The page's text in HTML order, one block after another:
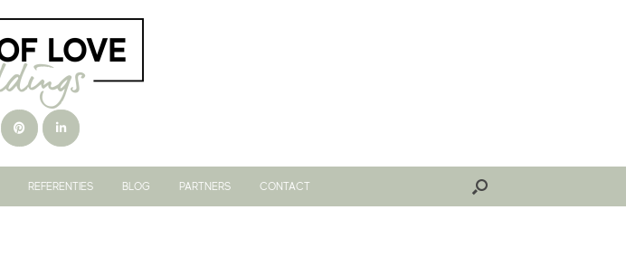
REFERENTIES BLOG PARTNERS CONTACT